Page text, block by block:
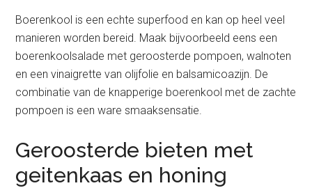
Boerenkool is een echte superfood en kan op heel veel
manieren worden bereid. Maak bijvoorbeeld eens een
boerenkoolsalade met geroosterde pompoen, walnoten
en een vinaigrette van olijfolie en balsamicoazijn. De
combinatie van de knapperige boerenkool met de zachte
pompoen is een ware smaaksensatie.
Geroosterde bieten met
geitenkaas en honing